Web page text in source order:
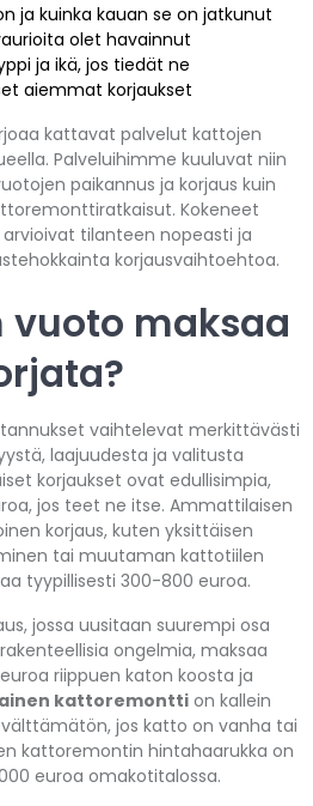
ja kuinka kauan se on jatkunut
olet havainnut
ja ikä, jos tiedät ne
aiemmat korjaukset
kattavat palvelut kattojen
Palveluihimme kuuluvat niin
paikannus ja korjaus kuin
Kokeneet
tilanteen nopeasti ja
korjausvaihtoehtoa.
vuoto maksaa
vaihtelevat merkittävästi
laajuudesta ja valitusta
korjaukset ovat edullisimpia,
jos teet ne itse. Ammattilaisen
korjaus, kuten yksittäisen
tai muutaman kattotiilen
tyypillisesti 300-800 euroa.
jossa uusitaan suurempi osa
ongelmia, maksaa
riippuen katon koosta ja
kattoremontti on kallein
jos katto on vanha tai
kattoremontin hintahaarukka on
euroa omakotitalossa.